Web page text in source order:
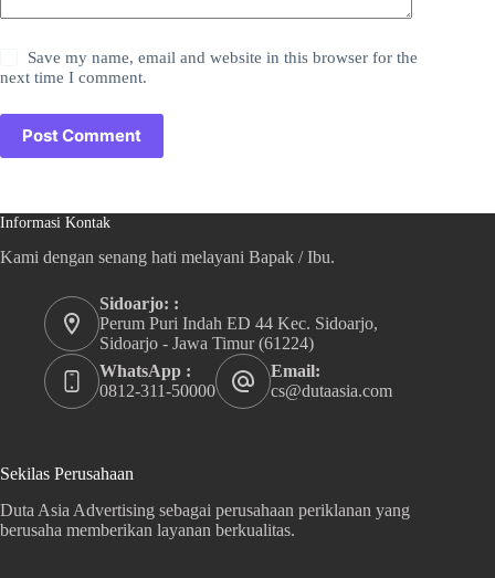
Save my name, email and website in this browser for the
next time I comment.
Post Comment
Informasi Kontak
Kami dengan senang hati melayani Bapak / Ibu.
Sidoarjo: :
Perum Puri Indah ED 44 Kec. Sidoarjo,
Sidoarjo - Jawa Timur (61224)
WhatsApp :
0812-311-50000
Email:
cs@dutaasia.com
Sekilas Perusahaan
Duta Asia Advertising sebagai perusahaan periklanan yang
berusaha memberikan layanan berkualitas.